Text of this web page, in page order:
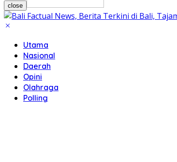
close
Utama
Nasional
Daerah
Opini
Olahraga
Polling